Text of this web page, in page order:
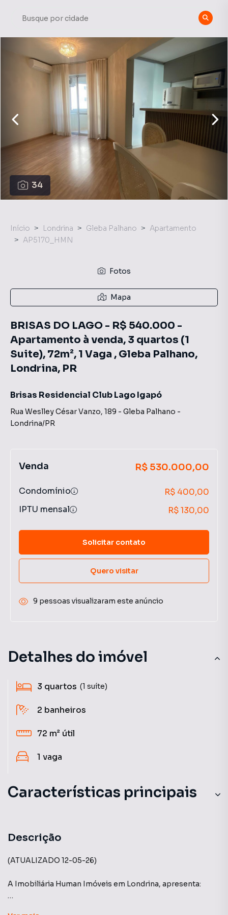
34
Detalhes do imóvel
3 quartos (1 suíte)
2 banheiros
72 m² útil
1 vaga
Características principais
Elevador com Gerador
Sacada com Skin Glass
Aceita Pet
Descrição
(ATUALIZADO 12-05-26)
A Imobiliária Human Imóveis em Londrina, apresenta:
Início Londrina Gleba Palhano
Apartamento
AP5170_HMN
Fotos
Mapa
BRISAS DO LAGO - R$ 540.000 -
Apartamento à venda, 3 quartos (1
Suite), 72m², 1 Vaga , Gleba Palhano,
Londrina, PR
Brisas Residencial Club Lago Igapó
Rua Weslley César Vanzo, 189 - Gleba Palhano -
Londrina/PR
Venda R$ 530.000,00
Condomínio
R$ 400,00
IPTU mensal
R$ 130,00
Solicitar contato
Quero visitar
9 pessoas visualizaram este anúncio